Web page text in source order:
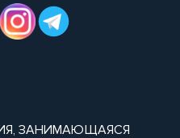
ЗАНИМАЮЩАЯСЯ